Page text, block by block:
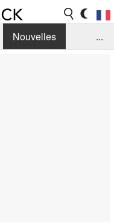
Nouvelles
...